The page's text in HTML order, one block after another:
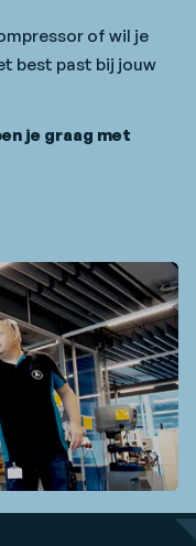
of wil je
best past bij jouw
je graag met